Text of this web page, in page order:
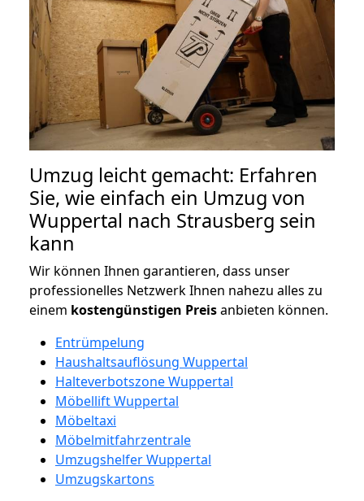
Umzug leicht gemacht: Erfahren
Sie, wie einfach ein Umzug von
Wuppertal nach Strausberg sein
kann
Wir können Ihnen garantieren, dass unser
professionelles Netzwerk Ihnen nahezu alles zu
einem kostengünstigen Preisanbieten können.
Entrümpelung
Haushaltsauflösung Wuppertal
Halteverbotszone Wuppertal
Möbellift Wuppertal
Möbeltaxi
Möbelmitfahrzentrale
Umzugshelfer Wuppertal
Umzugskartons